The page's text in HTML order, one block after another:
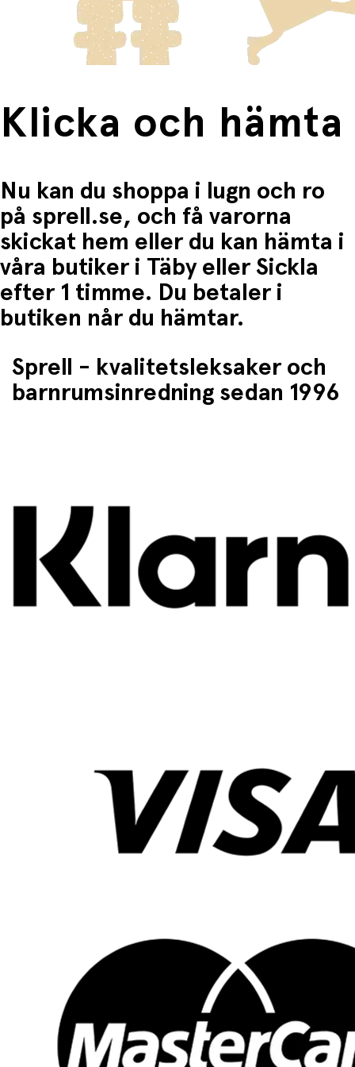
Fri frakt när du handlar för mer än 1500:-
Klicka och hämta
Nu kan du shoppa i lugn och ro
på sprell.se, och få varorna
skickat hem eller du kan hämta i
våra butiker i Täby eller Sickla
efter 1 timme. Du betaler i
butiken når du hämtar.
Sprell - kvalitetsleksaker och
barnrumsinredning sedan 1996